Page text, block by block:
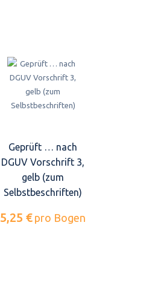
Geprüft … nach
DGUV Vorschrift 3,
gelb (zum
Selbstbeschriften)
5,25 € pro Bogen